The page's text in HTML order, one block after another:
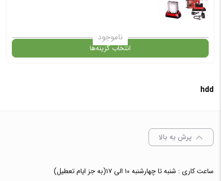
انتخاب رنگ: مشکی
ناموجود
انتخاب گزینه‌ها
گارانتیhdd
پرش به بالا
ساعت کاری : شنبه تا چهارشنبه ۱۰ الی ۱۷(به جز ایام تعطیل)